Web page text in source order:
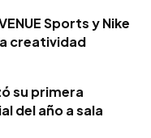
Sports y Nike
creatividad
su primera
del año a sala